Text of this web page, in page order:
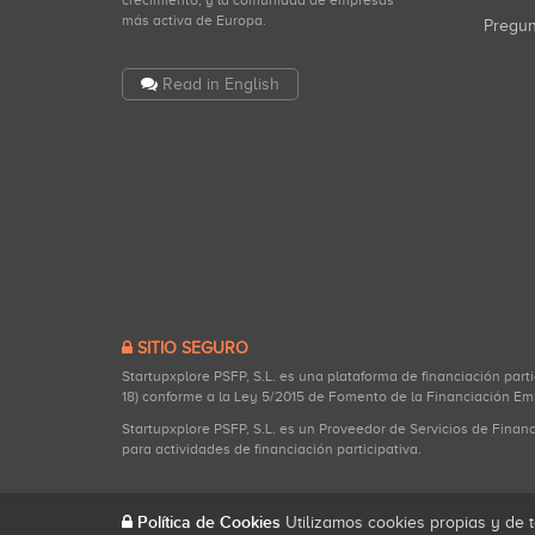
más activa de Europa.
Read in English
SITIO SEGURO
Startupxplore PSFP, S.L. es una plataforma de financiación
18) conforme a la Ley 5/2015 de Fomento de la Financiación
Startupxplore PSFP, S.L. es un Proveedor de Servicios de
para actividades de financiación participativa.
Política de Cookies Utilizamos cookies propias y de